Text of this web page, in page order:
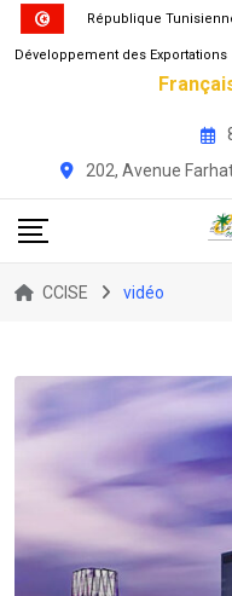
République
Développement des Exportations
202, Avenue
CCISE vidéo